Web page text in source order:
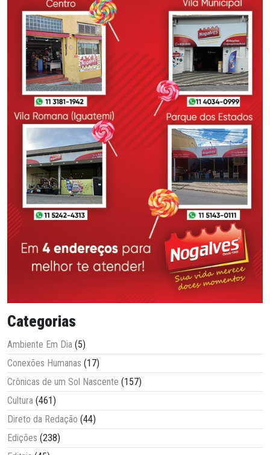
Categorias
Ambiente Em Dia (5)
Conexões Humanas (17)
Crônicas de um Sol Nascente (157)
Cultura (461)
Direto da Redação (44)
Edições (238)